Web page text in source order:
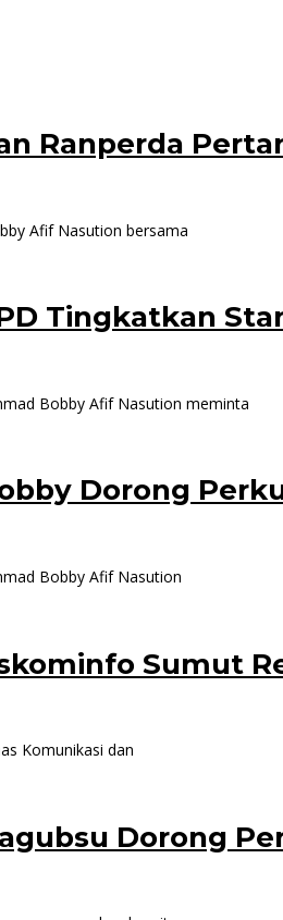
Ranperda
Afif Nasution bersama
Tingkatkan
Bobby Afif Nasution meminta
Dorong
Bobby Afif Nasution
Sumut
Komunikasi dan
Dorong